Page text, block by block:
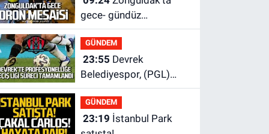
gece- gündüz
ekiplerden dron destekli
denetim.
GÜNDEM
23:55
Belediyespor, (PGL)
sürecini resmi olarak
tamamladı
GÜNDEM
23:19